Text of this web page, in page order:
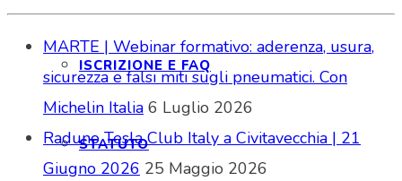
ISCRIZIONE E FAQ
STATUTO
MARTE | Webinar formativo: aderenza, usura,
sicurezza e falsi miti sugli pneumatici. Con
Michelin Italia 6 Luglio 2026
Raduno Tesla Club Italy a Civitavecchia | 21
Giugno 2026 25 Maggio 2026